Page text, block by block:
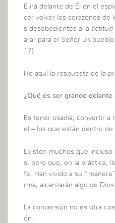
E irá delante de Él en el
cer volver los corazones de
s desobedientes a la
arar para el Señor un
17)
He aquí la respuesta de la
¿Qué es ser grande delante
Es tener osadía; convertir a
el – los que están dentro de
Existen muchos que
s, pero que, en la práctica,
fe. Han vivido a su
rma, alcanzarán algo de Dios.
La conversión no es otra
ón.